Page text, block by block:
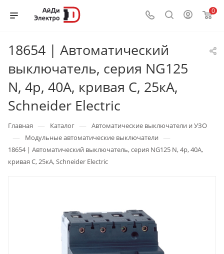
0
18654 | Автоматический
выключатель, серия NG125
N, 4p, 40А, кривая C, 25кА,
Schneider Electric
Главная — Каталог — Автоматические выключатели и УЗО
— Модульные автоматические выключатели —
18654 | Автоматический выключатель, серия NG125 N, 4p, 40А,
кривая C, 25кА, Schneider Electric